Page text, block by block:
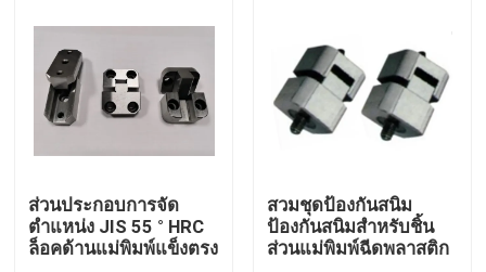
เกี่ยวกับเรา
รายชื่อผู้ติดต่อ
ผลิตภัณฑ์
ส่วนประกอบการจัด
ตำแหน่ง JIS 55 ° HRC
ล็อคด้านแม่พิมพ์แข็งตรง
สวมชุดป้องกันสนิม
ป้องกันสนิมสำหรับชิ้น
ส่วนแม่พิมพ์ฉีดพลาสติก